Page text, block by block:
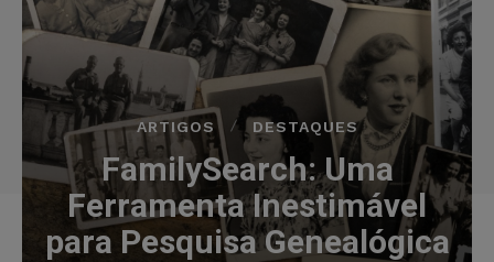
ARTIGOS DESTAQUES
FamilySearch: Uma
Ferramenta Inestimável
para Pesquisa Genealógica